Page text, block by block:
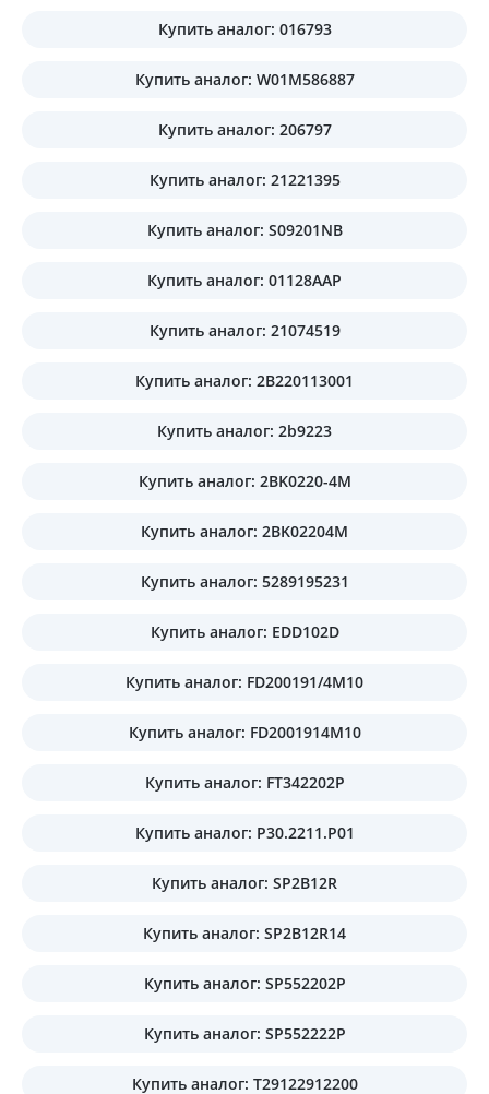
Купить аналог: 016793
Купить аналог: W01M586887
Купить аналог: 206797
Купить аналог: 21221395
Купить аналог: S09201NB
Купить аналог: 01128AAP
Купить аналог: 21074519
Купить аналог: 2B220113001
Купить аналог: 2b9223
Купить аналог: 2BK0220-4M
Купить аналог: 2BK02204M
Купить аналог: 5289195231
Купить аналог: EDD102D
Купить аналог: FD200191/4M10
Купить аналог: FD2001914M10
Купить аналог: FT342202P
Купить аналог: P30.2211.P01
Купить аналог: SP2B12R
Купить аналог: SP2B12R14
Купить аналог: SP552202P
Купить аналог: SP552222P
Купить аналог: T29122912200